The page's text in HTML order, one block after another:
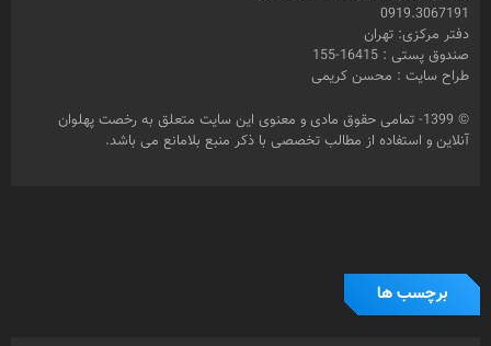
0919.3067191
دفتر مرکزی: تهران
صندوق پستی : 16415-155
طراح سایت : محسن کریمی
© 1399- تمامی حقوق مادی و معنوی این سایت متعلق به رخصت پهلوان
آنلاین و استفاده از مطالب تخصصی با ذکر منبع بلامانع می باشد.
برچسب ها